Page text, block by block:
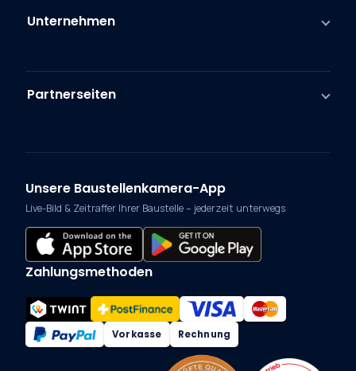
Unternehmen
Partnerseiten
Unsere Baustellenkamera-App
Live-Bild & Zeitraffer Ihrer Baustelle – jederzeit unterwegs
Zahlungsmethoden
Vorkasse Rechnung